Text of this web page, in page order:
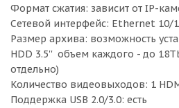
Формат сжатия: зависит от IP-
Сетевой интерфейс: Ethernet 10/
Размер архива: возможность
HDD 3.5'' объем каждого - до
отдельно)
Количество видеовыходов: 1
Поддержка USB 2.0/3.0: есть